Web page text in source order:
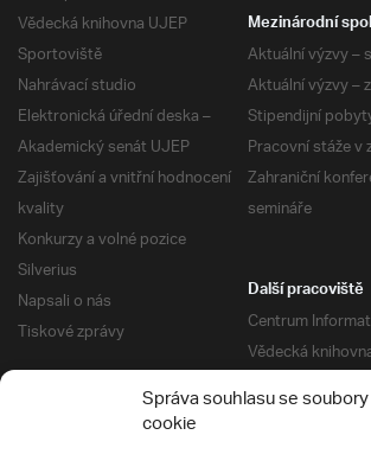
Správa souhlasu se soubory
cookie
Vědecká knihovna UJEP
Sportoviště
Nahrávací studio
Elektronická úřední deska –
Akademický senát UJEP
Zajišťování a vnitřní hodnocení
kvality
Konkurzy a volné pozice
Silverius
Napsali o nás
Tiskové zprávy
Mezinárodní
Aktuální výzvy –
Aktuální výzvy –
Stipendijní
Pracovní stáže v
Zahraniční
semináře
Další pracoviště
Centrum
Vědecká
Správa kolejí a
Univerzitní